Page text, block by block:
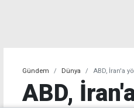
Gündem Dünya ABD, İran'a
ABD,